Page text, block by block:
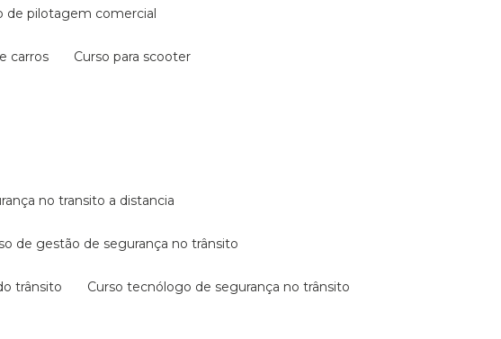
de pilotagem comercial
carros curso para scooter
no transito a distancia
de gestão de segurança no trânsito
trânsito curso tecnólogo de segurança no trânsito